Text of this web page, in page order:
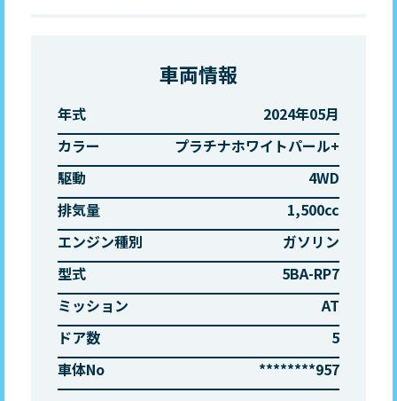
車両情報
年式
2024年05月
カラー
プラチナホワイトパール+
駆動
4WD
排気量
1,500cc
エンジン種別
ガソリン
型式
5BA-RP7
ミッション
AT
ドア数
5
車体No
********957